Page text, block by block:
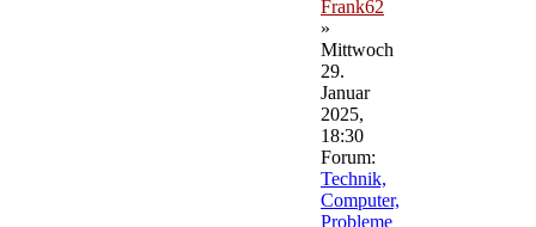
Frank62
»
Mittwoch
29.
Januar
2025,
18:30
Forum:
Technik,
Computer,
Probleme